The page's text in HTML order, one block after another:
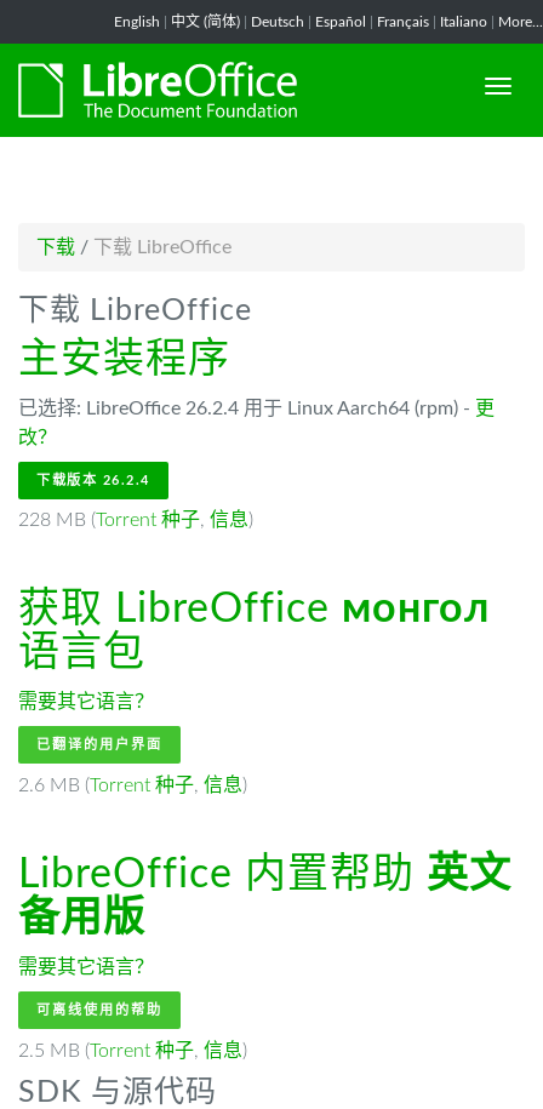
English 中文 (简体) Deutsch Español Français Italiano More...
下载 / 下载 LibreOffice
下载 LibreOffice
主安装程序
已选择: LibreOffice 26.2.4 用于 Linux Aarch64 (rpm) - 更
改？
下载版本 26.2.4
228 MB (Torrent 种子, 信息)
获取 LibreOffice монгол
语言包
需要其它语言？
已翻译的用户界面
2.6 MB (Torrent 种子, 信息)
LibreOffice 内置帮助 英文
备用版
需要其它语言？
可离线使用的帮助
2.5 MB (Torrent 种子, 信息)
SDK 与源代码